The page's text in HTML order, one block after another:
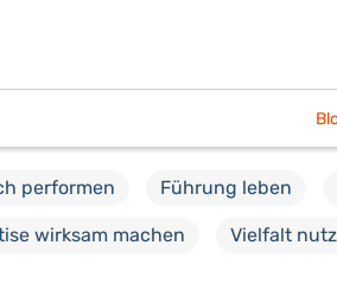
performen Führung leben
wirksam machen Vielfalt